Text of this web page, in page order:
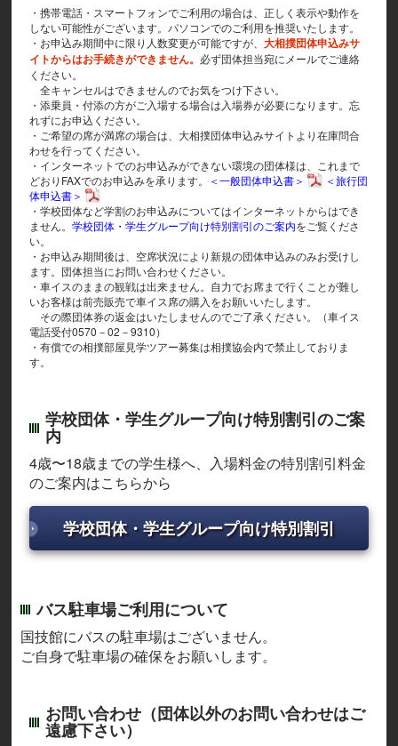
・携帯電話・スマートフォンでご利用の場合は、正しく表示や動作を
しない可能性がございます。パソコンでのご利用を推奨いたします。
・お申込み期間中に限り人数変更が可能ですが、大相撲団体申込みサ
イトからはお手続きができません。 必ず団体担当宛にメールでご連絡
ください。
全キャンセルはできませんのでお気をつけ下さい。
・添乗員・付添の方がご入場する場合は入場券が必要になります。忘
れずにお申込ください。
・ご希望の席が満席の場合は、大相撲団体申込みサイトより在庫問合
わせを行ってください。
・インターネットでのお申込みができない環境の団体様は、これまで
どおりFAXでのお申込みを承ります。
＜一般団体申込書＞
＜旅行団
体申込書＞
・学校団体など学割のお申込みについてはインターネットからはでき
ません。学校団体・学生グループ向け特別割引のご案内をご覧くださ
い。
・お申込み期間後は、空席状況により新規の団体申込みのみお受けし
ます。団体担当にお問い合わせください。
・車イスのままの観戦は出来ません。自力でお席まで行くことが難し
いお客様は前売販売で車イス席の購入をお願いいたします。
その際団体券の返金はいたしませんのでご了承ください。（車イス
電話受付0570－02－9310）
・有償での相撲部屋見学ツアー募集は相撲協会内で禁止しておりま
す。
学校団体・学生グループ向け特別割引のご案
内
4歳〜18歳までの学生様へ、入場料金の特別割引料金
のご案内はこちらから
学校団体・学生グループ向け特別割引
バス駐車場ご利用について
国技館にバスの駐車場はございません。
ご自身で駐車場の確保をお願いします。
お問い合わせ（団体以外のお問い合わせはご
遠慮下さい）